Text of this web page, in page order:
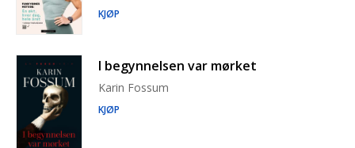
KJØP
I begynnelsen var mørket
Karin Fossum
KJØP